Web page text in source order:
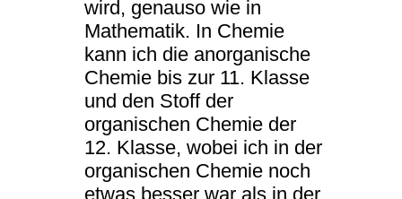
wird, genauso wie in
Mathematik. In Chemie
kann ich die anorganische
Chemie bis zur 11. Klasse
und den Stoff der
organischen Chemie der
12. Klasse, wobei ich in der
organischen Chemie noch
etwas besser war als in der